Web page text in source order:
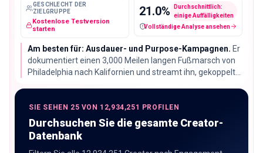
GESCHLECHT DER
ZIELGRUPPE
Kostenlose Testversion
starten
21.0%
Durchschnittlich:
einige Auffälligkeiten
Fake-Follower / verdächtige Konten
Vollständige Analyse ansehen
Am besten für: Ausdauer- und Purpose-Kampagnen. Er
dokumentiert einen 3,000 Meilen langen Fußmarsch von
Philadelphia nach Kalifornien und streamt ihn, gekoppelt
Erzählbogen, in den eine Marke einsteigen kann statt ihn
zu unterbrechen.
SIE SEHEN 25 VON 12,934,251 PROFILEN
Durchsuchen Sie die gesamte Creator-
Datenbank